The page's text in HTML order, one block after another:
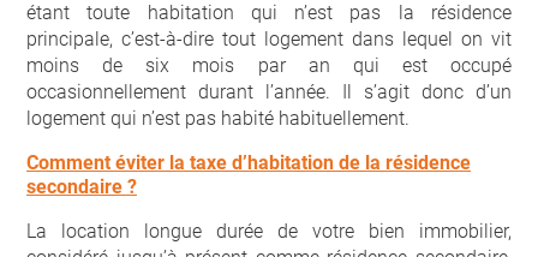
étant toute habitation qui n’est pas la résidence
principale, c’est-à-dire tout logement dans lequel on vit
moins de six mois par an qui est occupé
occasionnellement durant l’année. Il s’agit donc d’un
logement qui n’est pas habité habituellement.
Comment éviter la taxe d’habitation de la résidence
secondaire ?
La location longue durée de votre bien immobilier,